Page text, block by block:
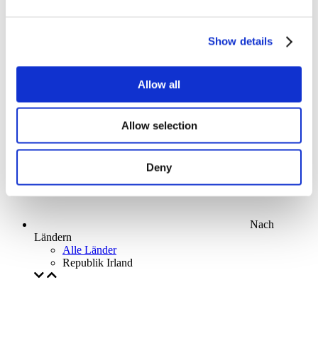
Show details
Allow all
Allow selection
Deny
Ohne Subgenre
Anwenden
Nach
Ländern
Alle Länder
Republik Irland